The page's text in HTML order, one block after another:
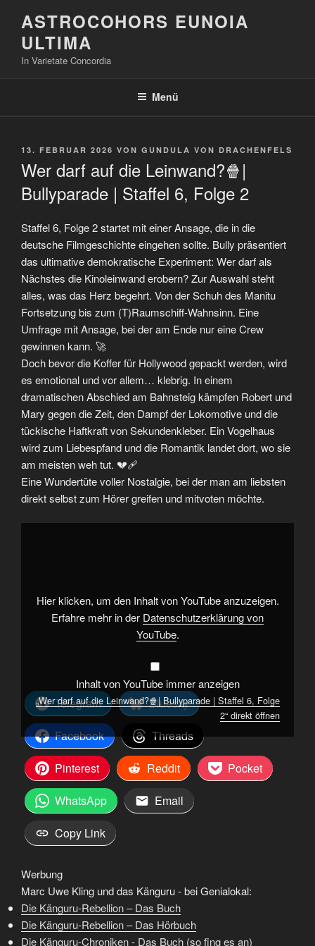
Inhalt
springen
ASTROCOHORS EUNOIA
ULTIMA
In Varietate Concordia
Menü
VERÖFFENTLICHT
13. FEBRUAR 2026 VON GUNDULA VON DRACHENFELS
Wer darf auf die Leinwand?🍿|
Bullyparade | Staffel 6, Folge 2
Staffel 6, Folge 2 startet mit einer Ansage, die in die
deutsche Filmgeschichte eingehen sollte. Bully präsentiert
das ultimative demokratische Experiment: Wer darf als
Nächstes die Kinoleinwand erobern? Zur Auswahl steht
alles, was das Herz begehrt. Von der Schuh des Manitu
Fortsetzung bis zum (T)Raumschiff-Wahnsinn. Eine
Umfrage mit Ansage, bei der am Ende nur eine Crew
gewinnen kann. 🚀
Doch bevor die Koffer für Hollywood gepackt werden, wird
es emotional und vor allem… klebrig. In einem
dramatischen Abschied am Bahnsteig kämpfen Robert und
Mary gegen die Zeit, den Dampf der Lokomotive und die
tückische Haftkraft von Sekundenkleber. Ein Vogelhaus
wird zum Liebespfand und die Romantik landet dort, wo sie
am meisten weh tut. 💔🩹
Eine Wundertüte voller Nostalgie, bei der man am liebsten
direkt selbst zum Hörer greifen und mitvoten möchte.
„Wer
Staffel
Hier klicken, um den Inhalt von YouTube anzuzeigen.
Erfahre mehr in der Datenschutzerklärung von
YouTube.
Inhalt von YouTube immer anzeigen
„Wer darf auf die Leinwand?🍿| Bullyparade | Staffel 6, Folge
2“ direkt öffnen
Telegram
Bluesky
Facebook
Threads
Pinterest
Reddit
Pocket
WhatsApp
Email
Copy Link
Werbung
Marc Uwe Kling und das Känguru - bei Genialokal:
Die Känguru-Rebellion – Das Buch
Die Känguru-Rebellion – Das Hörbuch
Die Känguru-Chroniken - Das Buch (so fing es an)